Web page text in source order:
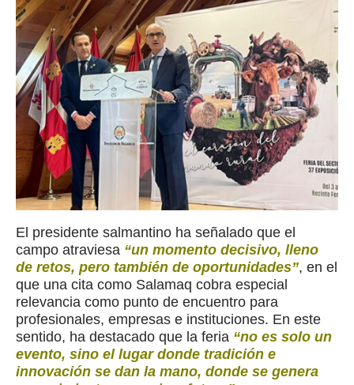
El presidente salmantino ha señalado que el
campo atraviesa “un momento decisivo, lleno
de retos, pero también de oportunidades”, en el
que una cita como Salamaq cobra especial
relevancia como punto de encuentro para
profesionales, empresas e instituciones. En este
sentido, ha destacado que la feria “no es solo un
evento, sino el lugar donde tradición e
innovación se dan la mano, donde se genera